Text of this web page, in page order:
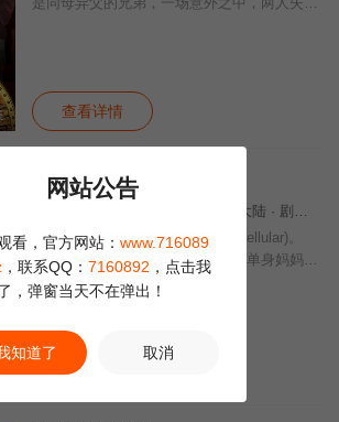
查看详情
保持通话粤语
· 2008 · 中国香港,中国大陆 · 剧情 动作
改编自好莱坞电影《驳命来电》(Cellular)。
这天和平日一样，身为工程师的单身妈妈Gr
ace（徐熙媛 饰）拼命工作几乎通宵，次日送
女儿婷婷上学。途中被霍德能（刘烨 饰）故
查看详情
网站公告
看，官方网站： www.716089
，联系QQ： 7160892 ，点击我
，弹窗当天不在弹出！
知道了 取消